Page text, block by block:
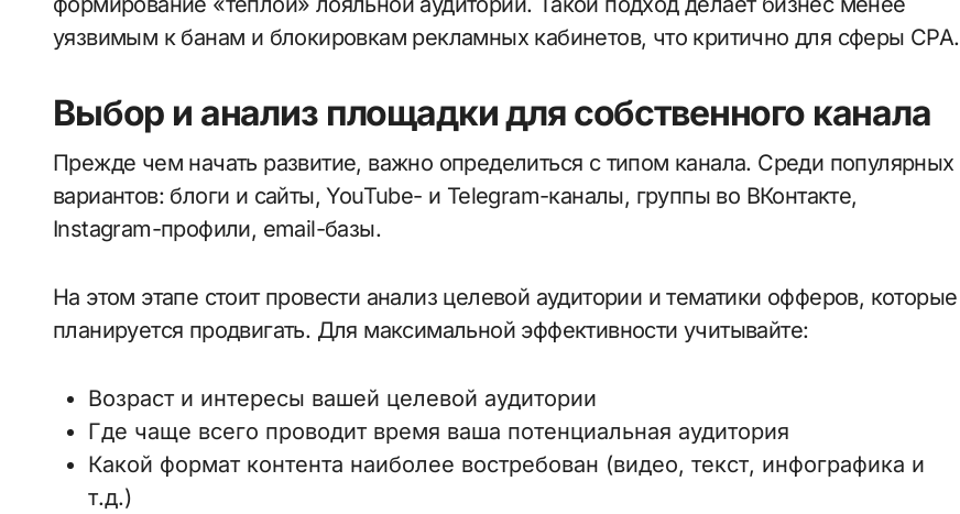
уязвимым к банам и блокировкам рекламных кабинетов, что критично для сферы CPA.
Выбор и анализ площадки для собственного канала
Прежде чем начать развитие, важно определиться с типом канала. Среди популярных
вариантов: блоги и сайты, YouTube- и Telegram-каналы, группы во ВКонтакте,
Instagram-профили, email-базы.
На этом этапе стоит провести анализ целевой аудитории и тематики офферов, которые
планируется продвигать. Для максимальной эффективности учитывайте:
Возраст и интересы вашей целевой аудитории
Где чаще всего проводит время ваша потенциальная аудитория
Какой формат контента наиболее востребован (видео, текст, инфографика и
т.д.)